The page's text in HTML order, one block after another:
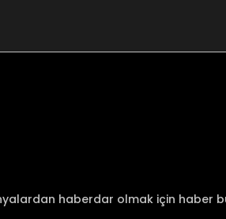
haberdar olmak için haber